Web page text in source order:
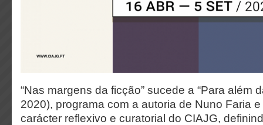
“Nas margens da ficção” sucede a “Para além
2020), programa com a autoria de Nuno Faria
carácter reflexivo e curatorial do CIAJG,